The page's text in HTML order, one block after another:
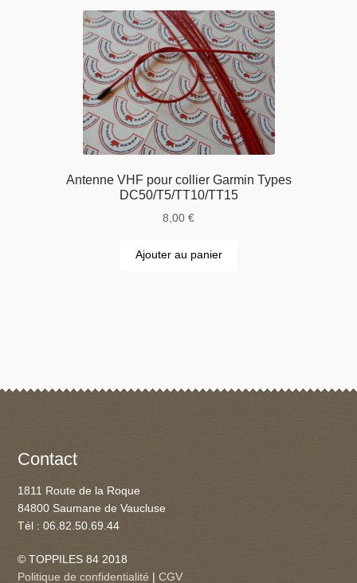
Antenne VHF pour collier Garmin Types
DC50/T5/TT10/TT15
8,00 €
Ajouter au panier
Contact
1811 Route de la Roque
84800 Saumane de Vaucluse
Tél : 06.82.50.69.44
© TOPPILES 84 2018
Politique de confidentialité |CGV